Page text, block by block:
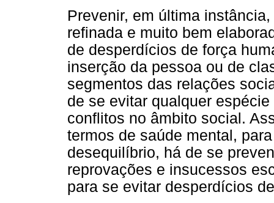
Prevenir, em última
refinada e muito bem
de desperdícios de força
inserção da pessoa ou de
segmentos das relações
de se evitar qualquer
conflitos no âmbito social.
termos de saúde mental,
desequilíbrio, há de se
reprovações e insucessos
para se evitar desperdícios